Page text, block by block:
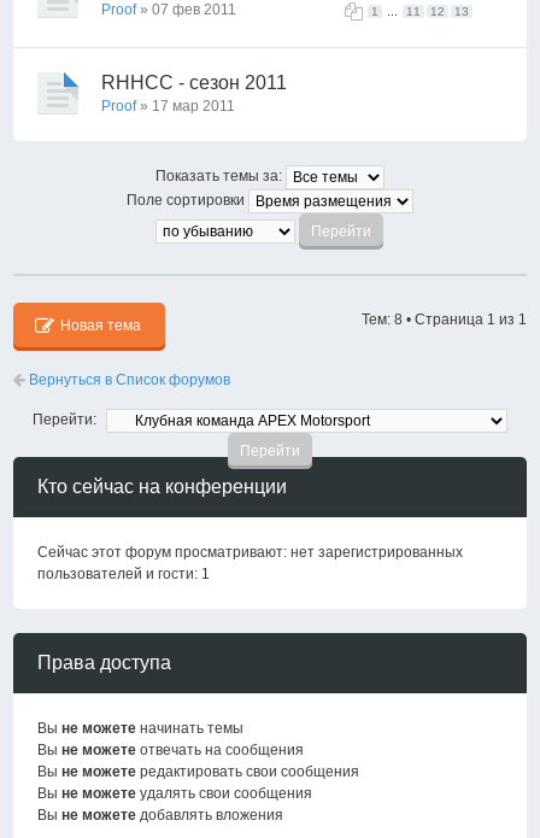
1 11 12 13
Proof» 07 фев 2011
RHHCC - сезон 2011
Proof» 17 мар 2011
Показать темы за:
Поле сортировки
Новая тема Тем: 8 • Страница 1 из 1
Вернуться в Список форумов
Перейти:
Кто сейчас на конференции
Сейчас этот форум просматривают: нет зарегистрированных
пользователей и гости: 1
Права доступа
Выне можете начинать темы
Выне можете отвечать на сообщения
Выне можете редактировать свои сообщения
Выне можете удалять свои сообщения
Выне можете добавлять вложения